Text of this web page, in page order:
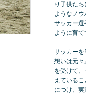
り子供た
ようなノ
サッカー
ように育
サッカー
想いは元
を受けて
えている
につけ、